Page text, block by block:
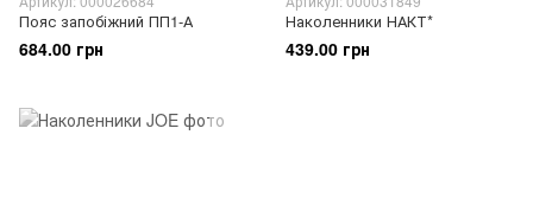
Пояс запобіжний ПП1-А
684.00 грн
Наколенники НАКТ*
439.00 грн